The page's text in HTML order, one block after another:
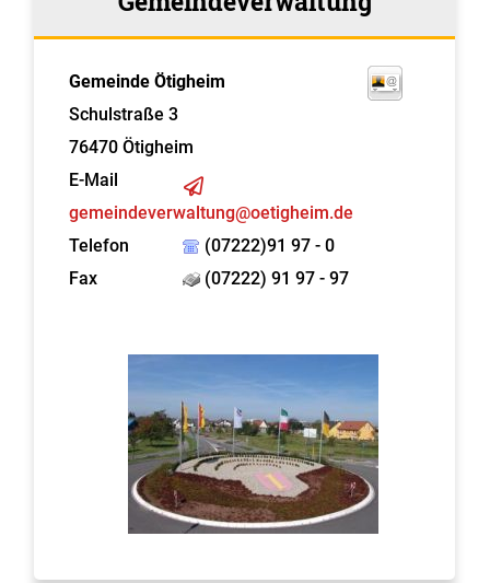
Gemeinde Ötigheim
Schulstraße 3
76470 Ötigheim
E-Mail
gemeindeverwaltung@oetigheim.de
Telefon
(07222)91 97 - 0
Fax
(07222) 91 97 - 97